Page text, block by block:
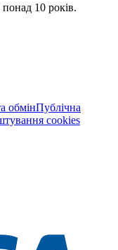
10 років.
обмінПублічна
cookies